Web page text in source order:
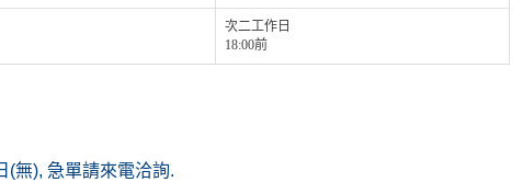
次二工作日
18:00前
(無), 急單請來電洽詢.